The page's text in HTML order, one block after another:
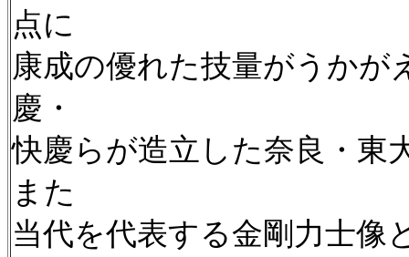
点に
康成の優れた技量がうかが
慶・
快慶らが造立した奈良・東
また
当代を代表する金剛力士像